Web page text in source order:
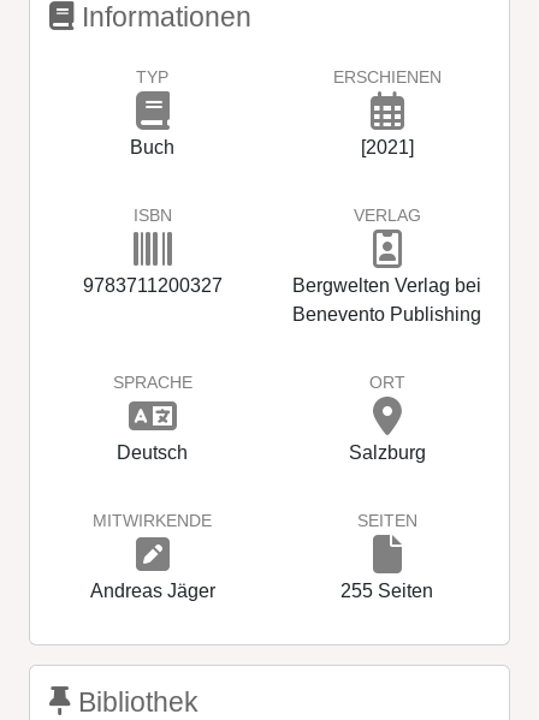
Informationen
TYP
Buch
ERSCHIENEN
[2021]
ISBN
9783711200327
VERLAG
Bergwelten Verlag bei
Benevento Publishing
SPRACHE
Deutsch
ORT
Salzburg
MITWIRKENDE
Andreas Jäger
SEITEN
255 Seiten
Bibliothek